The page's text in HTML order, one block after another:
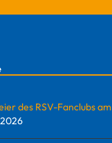
des RSV-Fanclubs am